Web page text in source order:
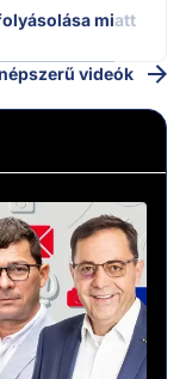
miatt
videók